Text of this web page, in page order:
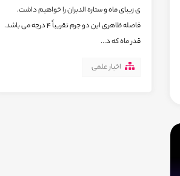
ی زیبای ماه و ستاره الدبران را خواهیم داشت.
فاصله ظاهری این دو جرم تقریباً 4 درجه می باشد.
قدر ماه که د...
اخبار علمی